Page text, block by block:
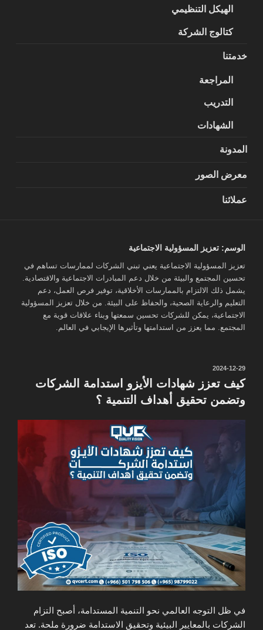
الهيكل التنظيمي
كتالوج الشركة
خدمتنا
المراجعة
التدريب
الشهادات
المدونة
معرض الصور
عملائنا
الوسم: تعزيز المسؤولية الاجتماعية
تعزيز المسؤولية الاجتماعية يعني تبني الشركات لممارسات تساهم في
تحسين المجتمع والبيئة من خلال دعم المبادرات الاجتماعية والاقتصادية.
يشمل ذلك الالتزام بالممارسات الأخلاقية، توفير فرص العمل، دعم
التعليم والرعاية الصحية، والحفاظ على البيئة. من خلال تعزيز المسؤولية
الاجتماعية، يمكن للشركات تحسين سمعتها وبناء علاقات قوية مع
المجتمع. مما يعزز من استدامتها وتأثيرها الإيجابي في العالم.
نُشر
في
2024-12-29
كيف تعزز شهادات الأيزو استدامة الشركات
وتضمن تحقيق أهداف التنمية ؟
في ظل التوجه العالمي نحو التنمية المستدامة، أصبح التزام
الشركات بالمعايير البيئية وتحقيق الاستدامة ضرورة ملحة. تعد